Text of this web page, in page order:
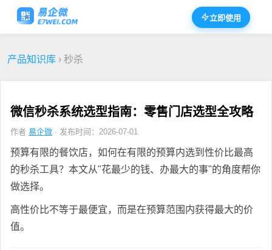
立即使用
产品知识库 › 秒杀
微信秒杀系统选型指南：零售门店选型全攻略
作者 易企微 · 发布时间：2026-07-01
预算有限的餐饮店，如何在有限的预算内选到性价比最高
的秒杀工具？本文从"花最少的钱、办最大的事"的角度帮你
做选择。
高性价比不等于最便宜，而是在预算范围内获得最大的价
值。